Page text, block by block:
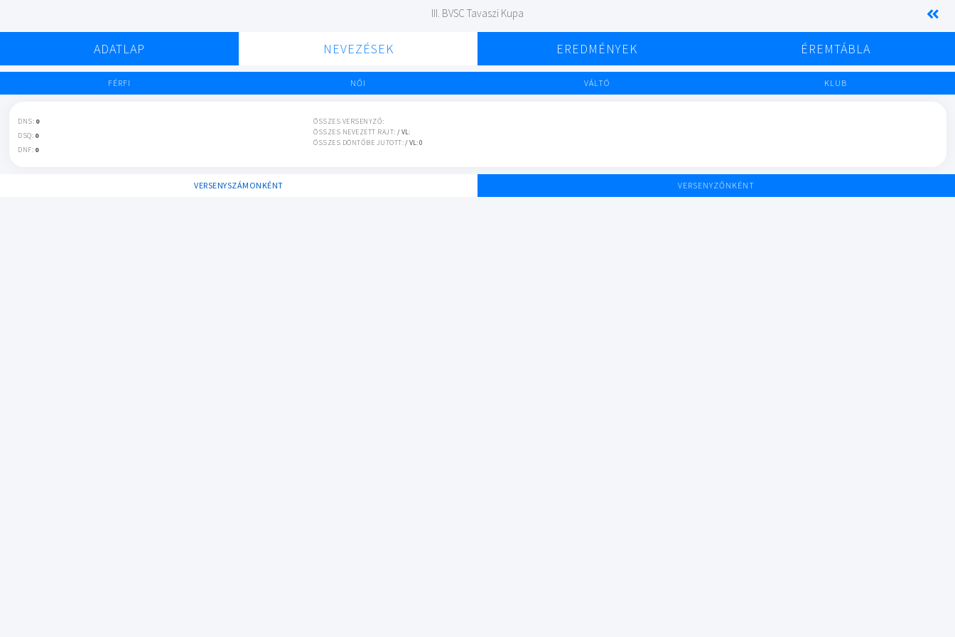
III. BVSC Tavaszi Kupa
ADATLAP NEVEZÉSEK EREDMÉNYEK ÉREMTÁBLA
FÉRFI NŐI VÁLTÓ KLUB
DNS: 0
DSQ: 0
DNF: 0
ÖSSZES VERSENYZŐ:
ÖSSZES NEVEZETT RAJT: / VL:
ÖSSZES DÖNTŐBE JUTOTT:/ VL: 0
VERSENYSZÁMONKÉNT VERSENYZŐNKÉNT